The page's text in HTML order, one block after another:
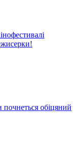
почнеться обіцяний